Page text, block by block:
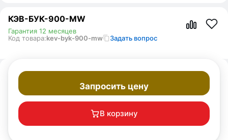
КЭВ-БУК-900-MW
Код товара:kev-byk-900-mw Задать вопрос
Гарантия 12 месяцев
Запросить цену
В корзину